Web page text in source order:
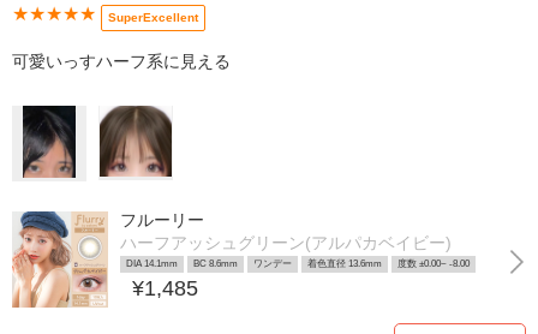
★★★★★ SuperExcellent
可愛いっすハーフ系に見える
フルーリー
ハーフアッシュグリーン(アルパカベイビー)
DIA 14.1mm BC 8.6mm ワンデー 着色直径 13.6mm 度数 ±0.00~ -8.00
¥1,485